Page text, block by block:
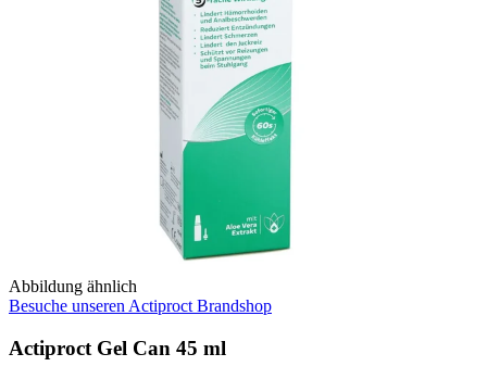
Abbildung ähnlich
Besuche unseren Actiproct Brandshop
Actiproct Gel Can 45 ml